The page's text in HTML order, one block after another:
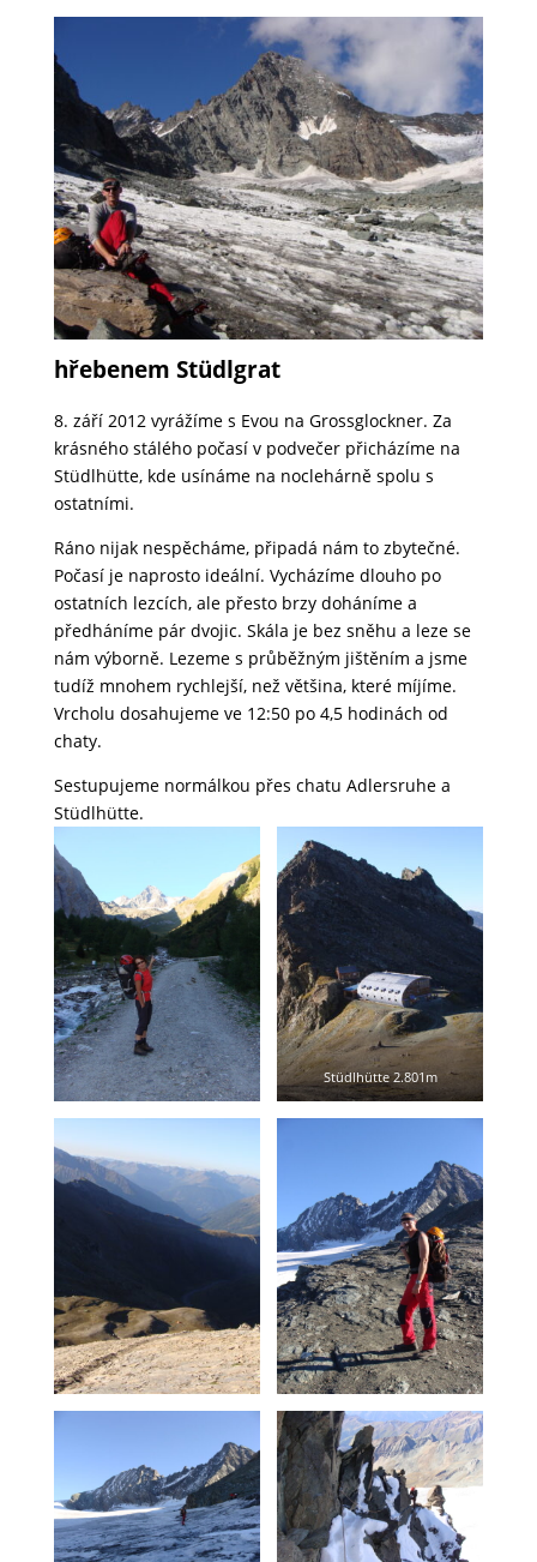
hřebenem Stüdlgrat
8. září 2012 vyrážíme s Evou na Grossglockner. Za
krásného stálého počasí v podvečer přicházíme na
Stüdlhütte, kde usínáme na noclehárně spolu s
ostatními.
Ráno nijak nespěcháme, připadá nám to zbytečné.
Počasí je naprosto ideální. Vycházíme dlouho po
ostatních lezcích, ale přesto brzy doháníme a
předháníme pár dvojic. Skála je bez sněhu a leze se
nám výborně. Lezeme s průběžným jištěním a jsme
tudíž mnohem rychlejší, než většina, které míjíme.
Vrcholu dosahujeme ve 12:50 po 4,5 hodinách od
chaty.
Sestupujeme normálkou přes chatu Adlersruhe a
Stüdlhütte.
Stüdlhütte 2.801m